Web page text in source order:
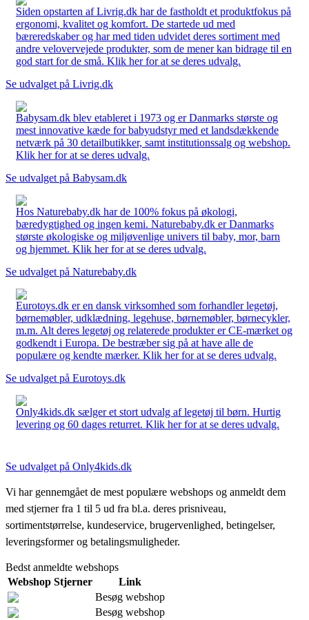
Siden opstarten af Livrig.dk har de fastholdt et produktfokus på
ergonomi, kvalitet og komfort. De startede ud med
bæreredskaber og har med tiden udvidet deres sortiment med
andre velovervejede produkter, som de mener kan bidrage til en
god start for de små. Klik her for at se deres udvalg.
Se udvalget på Livrig.dk
Babysam.dk blev etableret i 1973 og er Danmarks største og
mest innovative kæde for babyudstyr med et landsdækkende
netværk på 30 detailbutikker, samt institutionssalg og webshop.
Klik her for at se deres udvalg.
Se udvalget på Babysam.dk
Hos Naturebaby.dk har de 100% fokus på økologi,
bæredygtighed og ingen kemi. Naturebaby.dk er Danmarks
største økologiske og miljøvenlige univers til baby, mor, barn
og hjemmet. Klik her for at se deres udvalg.
Se udvalget på Naturebaby.dk
Eurotoys.dk er en dansk virksomhed som forhandler legetøj,
børnemøbler, udklædning, legehuse, børnemøbler, børnecykler,
m.m. Alt deres legetøj og relaterede produkter er CE-mærket og
godkendt i Europa. De bestræber sig på at have alle de
populære og kendte mærker. Klik her for at se deres udvalg.
Se udvalget på Eurotoys.dk
Only4kids.dk sælger et stort udvalg af legetøj til børn. Hurtig
levering og 60 dages returret. Klik her for at se deres udvalg.
Se udvalget på Only4kids.dk
Vi har gennemgået de mest populære webshops og anmeldt dem
med stjerner fra 1 til 5 ud fra bl.a. deres prisniveau,
sortimentstørrelse, kundeservice, brugervenlighed, betingelser,
leveringsformer og betalingsmuligheder.
Bedst anmeldte webshops
Webshop Stjerner
Link
Besøg webshop
Besøg webshop